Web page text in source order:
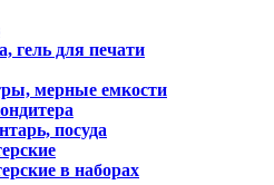
гель для печати
мерные емкости
посуда
в наборах